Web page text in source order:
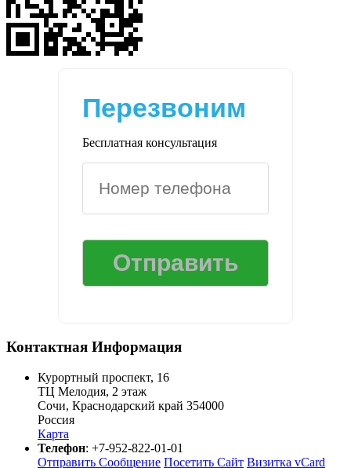
Перезвоним
Бесплатная консультация
Контактная Информация
Курортный проспект, 16
ТЦ Мелодия, 2 этаж
Сочи, Краснодарский край 354000
Россия
Карта
Телефон: +7-952-822-01-01
Отправить Сообщение Посетить Сайт Визитка vCard